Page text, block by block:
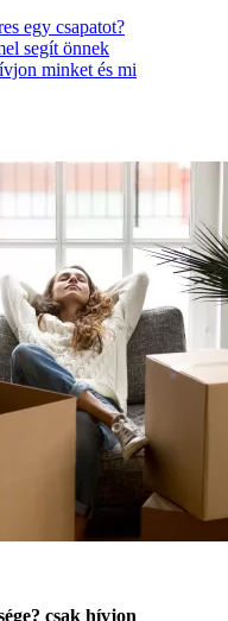
egy csapatot?
segít önnek
minket és mi
csak hívjon